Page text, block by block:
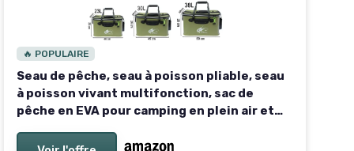
🔥 POPULAIRE
Seau de pêche, seau à poisson pliable, seau
à poisson vivant multifonction, sac de
pêche en EVA pour camping en plein air et
Verte 23L